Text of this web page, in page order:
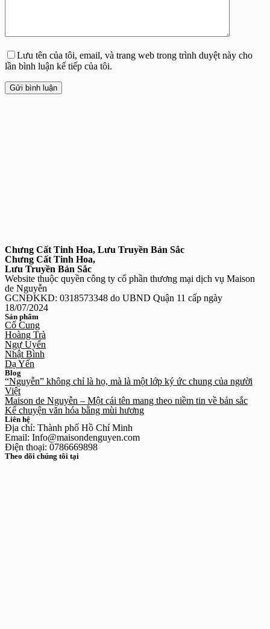
Lưu tên của tôi, email, và trang web trong trình duyệt này cho
lần bình luận kế tiếp của tôi.
Gửi bình luận
Chưng Cất Tinh Hoa, Lưu Truyền Bản Sắc
Chưng Cất Tinh Hoa,
Lưu Truyền Bản Sắc
Website thuộc quyền công ty cổ phần thương mại dịch vụ Maison
de Nguyễn
GCNĐKKD: 0318573348 do UBND Quận 11 cấp ngày
18/07/2024
Sản phẩm
Cố Cung
Hoàng Trà
Ngự Uyển
Nhật Bình
Dạ Yến
Blog
“Nguyễn” không chỉ là họ, mà là một lớp ký ức chung của người
Việt
Maison de Nguyễn – Một cái tên mang theo niềm tin về bản sắc
Kể chuyện văn hóa bằng mùi hương
Liên hệ
Địa chỉ: Thành phố Hồ Chí Minh
Email: Info@maisondenguyen.com
Điện thoại: 0786669898
Theo dõi chúng tôi tại